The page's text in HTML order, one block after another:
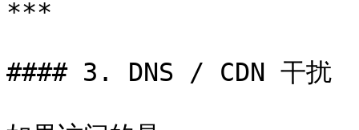
***
#### 3. DNS / CDN 干扰